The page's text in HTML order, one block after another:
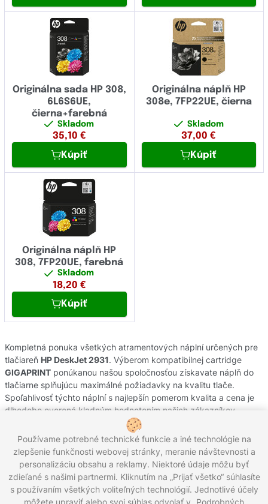
Originálna sada HP 308,
6L6S6UE,
čierna+farebná
Skladom
35,10 €
Kúpiť
Originálna náplň HP
308e, 7FP22UE, čierna
Skladom
37,00 €
Kúpiť
Originálna náplň HP
308, 7FP20UE, farebná
Skladom
18,20 €
Kúpiť
Kompletná ponuka všetkých atramentových náplní určených pre
tlačiareň HP DeskJet 2931. Výberom kompatibilnej cartridge
GIGAPRINT ponúkanou našou spoločnosťou získavate náplň do
tlačiarne splňujúcu maximálné požiadavky na kvalitu tlače.
Spoľahlivosť týchto náplní s najlepšín pomerom kvalita a cena je
dlhodobo overená kladným hodnotením našich zákazníkov.
Originálne atramentové cartridge od výrobcov
oficiálnej slovenskej distribúcie s garanciou pôvodu. Potrebujete
poradiť s výberom náplní do Vašej tlačiarne, kontaktujte náš
zákaznícky servis, kde Vám radi pomôžeme.
Používame potrebné technické funkcie a iné technológie na
zlepšenie funkčnosti webovej stránky, meranie návštevnosti a
personalizáciu obsahu a reklamy. Niektoré údaje môžu byť
zdieľané s našimi partnermi. Kliknutím na „Prijať všetko“ súhlasíte
s používaním všetkých voliteľných technológií. Jednotlivé účely